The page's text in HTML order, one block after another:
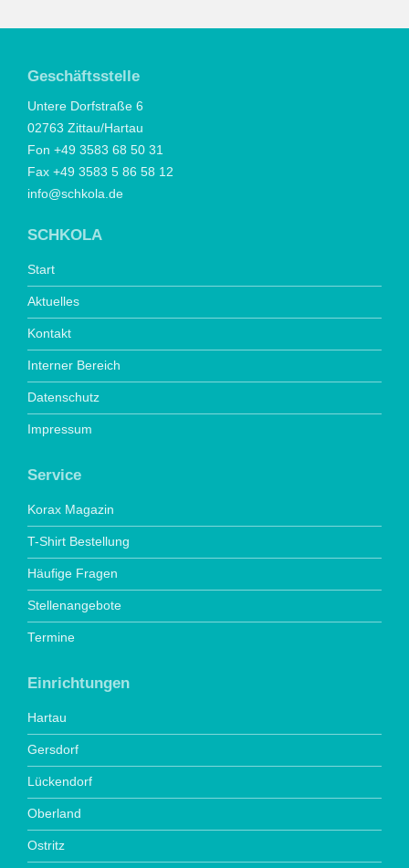
Geschäftsstelle
Untere Dorfstraße 6
02763 Zittau/Hartau
Fon +49 3583 68 50 31
Fax +49 3583 5 86 58 12
info@schkola.de
SCHKOLA
Start
Aktuelles
Kontakt
Interner Bereich
Datenschutz
Impressum
Service
Korax Magazin
T-Shirt Bestellung
Häufige Fragen
Stellenangebote
Termine
Einrichtungen
Hartau
Gersdorf
Lückendorf
Oberland
Ostritz